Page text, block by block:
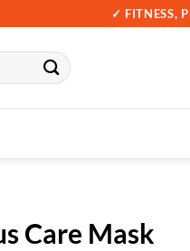
✓ FITNESS,
Care Mask